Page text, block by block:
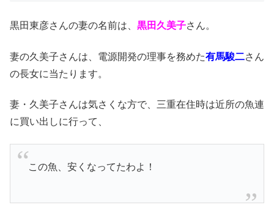
黒田東彦さんの妻の名前は、 黒田久美子さん。
妻の久美子さんは、電源開発の理事を務めた有馬駿二さん
の長女に当たります。
妻・久美子さんは気さくな方で、三重在住時は近所の魚連
に買い出しに行って、
この魚、安くなってたわよ！